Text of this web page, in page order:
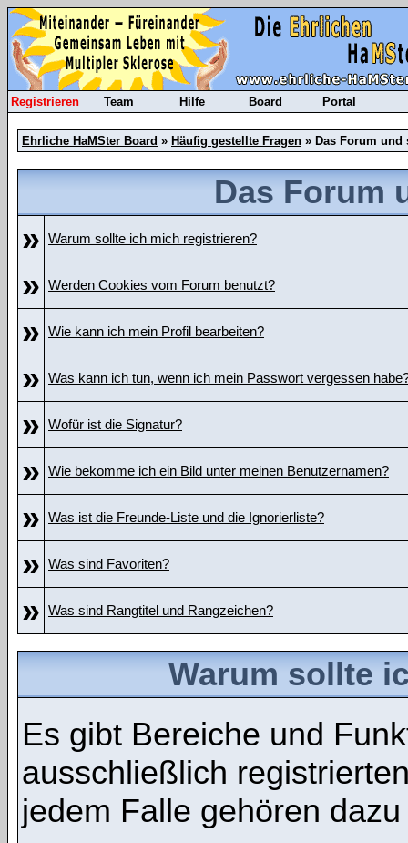
Registrieren Team Hilfe Board Portal
Ehrliche HaMSter Board » Häufig gestellte Fragen » Das Forum und
Das Forum
» Warum sollte ich mich registrieren?
» Werden Cookies vom Forum benutzt?
» Wie kann ich mein Profil bearbeiten?
» Was kann ich tun, wenn ich mein Passwort vergessen
» Wofür ist die Signatur?
» Wie bekomme ich ein Bild unter meinen Benutzernamen?
» Was ist die Freunde-Liste und die Ignorierliste?
» Was sind Favoriten?
» Was sind Rangtitel und Rangzeichen?
Warum sollte
Es gibt Bereiche und
ausschließlich
jedem Falle gehören